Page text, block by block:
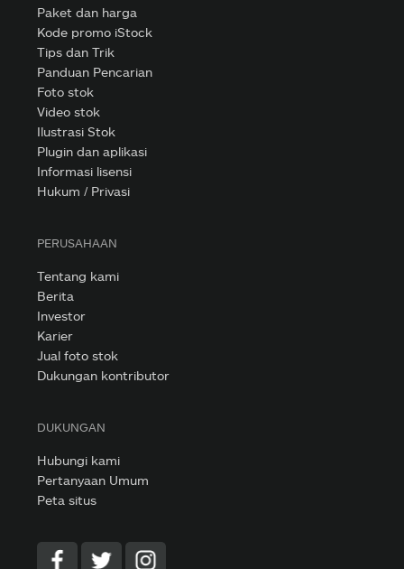
Paket dan harga
Kode promo iStock
Tips dan Trik
Panduan Pencarian
Foto stok
Video stok
Ilustrasi Stok
Plugin dan aplikasi
Informasi lisensi
Hukum / Privasi
PERUSAHAAN
Tentang kami
Berita
Investor
Karier
Jual foto stok
Dukungan kontributor
DUKUNGAN
Hubungi kami
Pertanyaan Umum
Peta situs